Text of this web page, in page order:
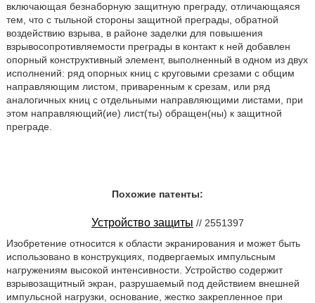
включающая безнаборную защитную преграду, отличающаяся
тем, что с тыльной стороны защитной преграды, обратной
воздействию взрыва, в районе заделки для повышения
взрывосопротивляемости преграды в контакт к ней добавлен
опорный конструктивный элемент, выполненный в одном из двух
исполнений: ряд опорных книц с круговыми срезами с общим
направляющим листом, приваренным к срезам, или ряд
аналогичных книц с отдельными направляющими листами, при
этом направляющий(ие) лист(ты) обращен(ны) к защитной
преграде.
Похожие патенты:
Устройство защиты // 2551397
Изобретение относится к области экранирования и может быть
использовано в конструкциях, подвергаемых импульсным
нагружениям высокой интенсивности. Устройство содержит
взрывозащитный экран, разрушаемый под действием внешней
импульсной нагрузки, основание, жестко закрепленное при